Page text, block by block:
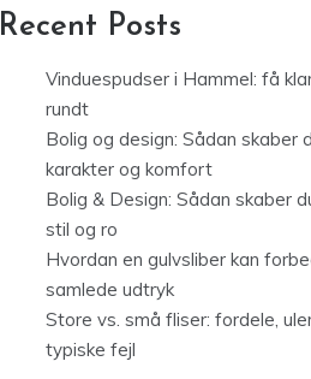
Recent Posts
Vinduespudser i Hammel: få
rundt
Bolig og design: Sådan skaber
karakter og komfort
Bolig & Design: Sådan skaber
stil og ro
Hvordan en gulvsliber kan
samlede udtryk
Store vs. små fliser: fordele,
typiske fejl